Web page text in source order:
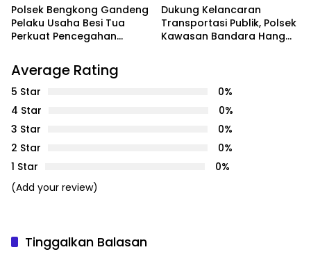
Polsek Bengkong Gandeng
Pelaku Usaha Besi Tua
Perkuat Pencegahan
Dukung Kelancaran
Transportasi Publik, Polsek
Kawasan Bandara Hang
Average Rating
5 Star
0%
4 Star
0%
3 Star
0%
2 Star
0%
1 Star
0%
(Add your review)
Tinggalkan Balasan